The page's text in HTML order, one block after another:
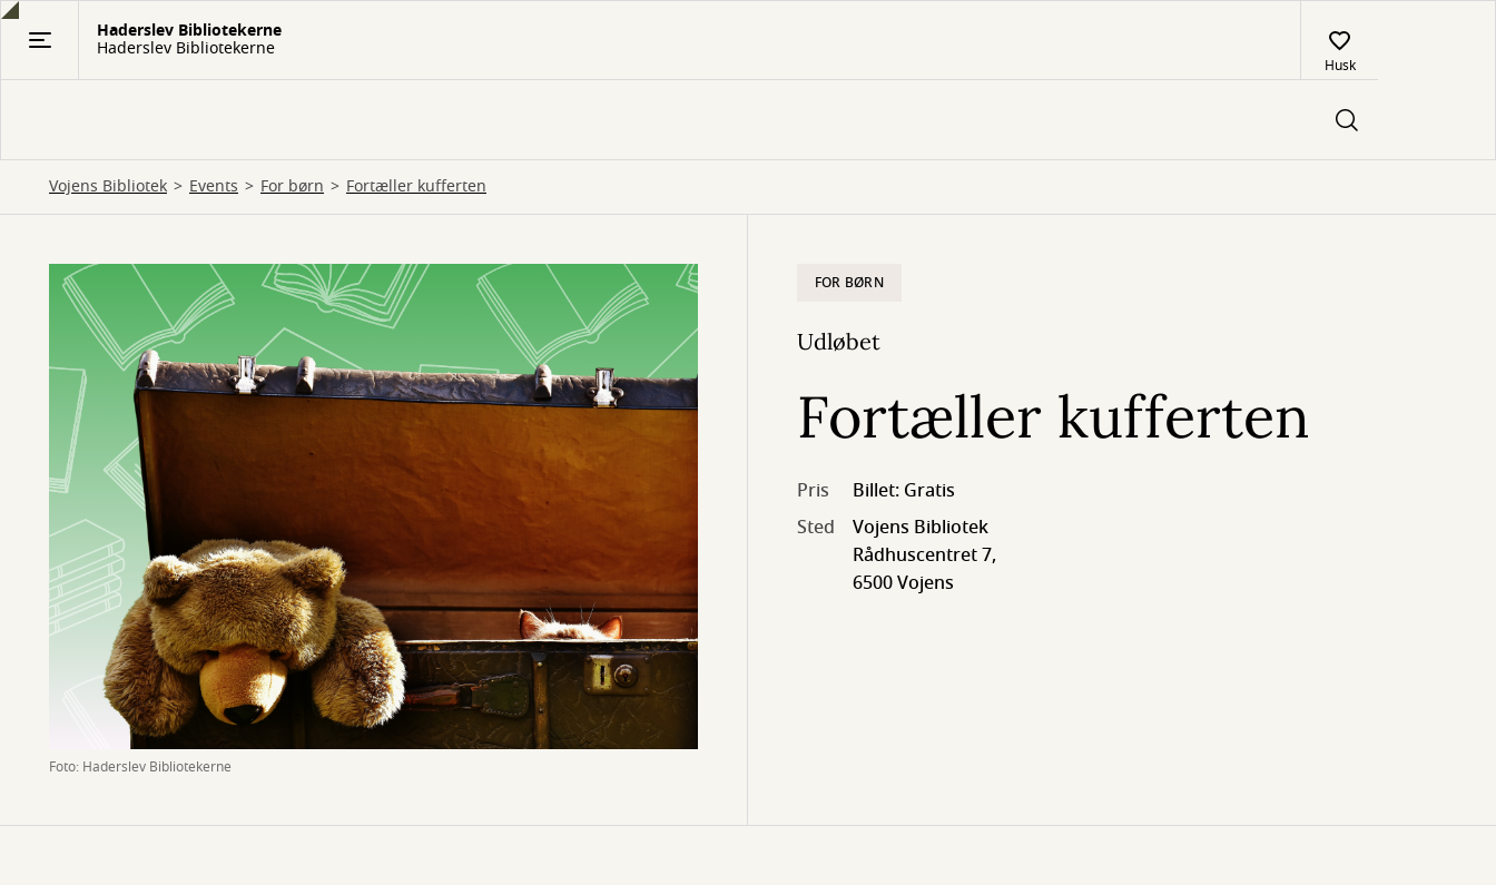
Gå
Haderslev Bibliotekerne
Haderslev Bibliotekerne
Husk
Vojens Bibliotek Events For børn Fortæller kufferten
Foto: Haderslev Bibliotekerne
FOR BØRN
Udløbet
Fortæller kufferten
Pris
Billet: Gratis
Sted
Vojens Bibliotek
Rådhuscentret 7,
6500 Vojens